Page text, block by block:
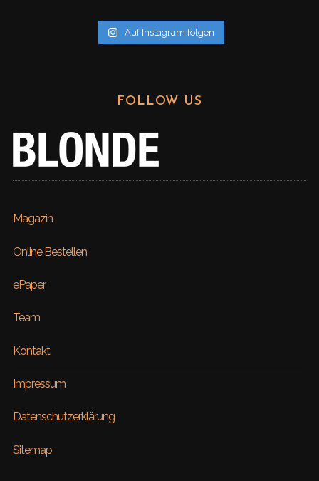
Auf Instagram folgen
FOLLOW US
Magazin
Online Bestellen
ePaper
Team
Kontakt
Impressum
Datenschutzerklärung
Sitemap